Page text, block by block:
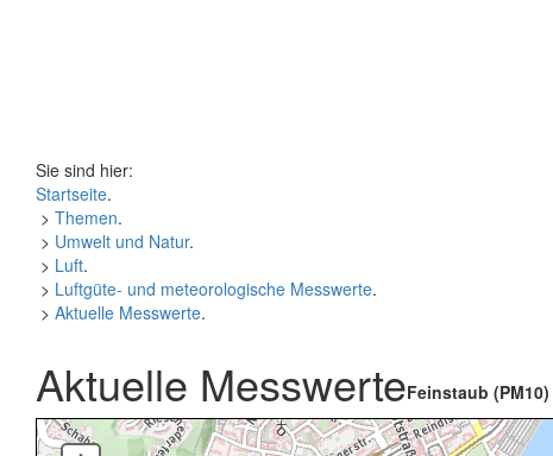
Sie sind hier:
Startseite.
> Themen.
> Umwelt und Natur.
> Luft.
> Luftgüte- und meteorologische Messwerte.
> Aktuelle Messwerte.
Aktuelle MesswerteFeinstaub (PM10)